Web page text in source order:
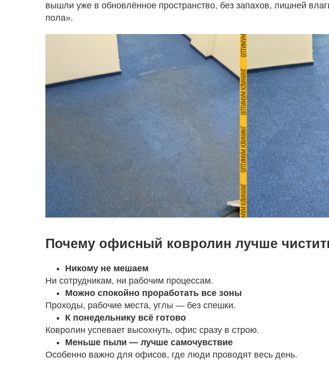
вышли уже в обновлённое пространство, без запахов, лишней
пола».
Почему офисный ковролин лучше
Никому не мешаем
Ни сотрудникам, ни рабочим процессам.
Можно спокойно проработать все зоны
Проходы, рабочие места, углы — без спешки.
К понедельнику всё готово
Ковролин успевает высохнуть, офис сразу в строю.
Меньше пыли — лучше самочувствие
Особенно важно для офисов, где люди проводят весь день.